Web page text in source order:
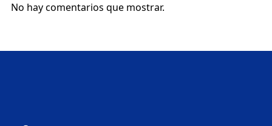
No hay comentarios que mostrar.